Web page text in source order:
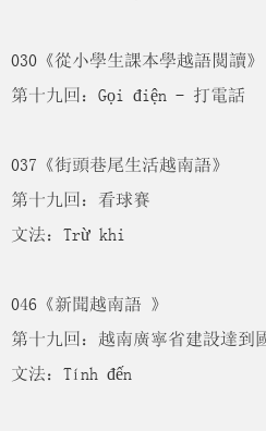
030《從小學生課本學越語閱讀》
第十九回：Gọi điện - 打電話
037《街頭巷尾生活越南語》
第十九回：看球賽
文法：Trừ khi
046《新聞越南語 》
第十九回：越南廣寧省建設達到
文法：Tính đến